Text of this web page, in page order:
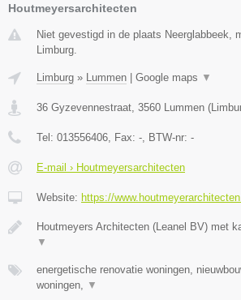
Houtmeyersarchitecten
Niet gevestigd in de plaats Neerglabbeek,
Limburg.
Limburg » Lummen Google maps ▼
36 Gyzevennestraat 3560 Lummen (
Tel: 013556406 , Fax: - , BTW-nr: -
E-mail › Houtmeyersarchitecten
Website: https://
Houtmeyers Architecten (Leanel BV) met
▼
energetische renovatie woningen,
woningen,
▼